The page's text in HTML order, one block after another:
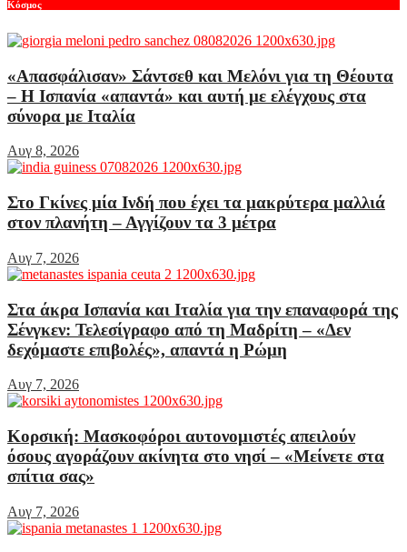
Κόσμος
«Απασφάλισαν» Σάντσεθ και Μελόνι για τη Θέουτα
– Η Ισπανία «απαντά» και αυτή με ελέγχους στα
σύνορα με Ιταλία
Αυγ 8, 2026
Στο Γκίνες μία Ινδή που έχει τα μακρύτερα μαλλιά
στον πλανήτη – Αγγίζουν τα 3 μέτρα
Αυγ 7, 2026
Στα άκρα Ισπανία και Ιταλία για την επαναφορά της
Σένγκεν: Τελεσίγραφο από τη Μαδρίτη – «Δεν
δεχόμαστε επιβολές», απαντά η Ρώμη
Αυγ 7, 2026
Κορσική: Μασκοφόροι αυτονομιστές απειλούν
όσους αγοράζουν ακίνητα στο νησί – «Μείνετε στα
σπίτια σας»
Αυγ 7, 2026